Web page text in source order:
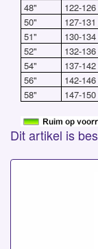
48"
122-
50"
127-
51"
130-
52"
132-
54"
137-
56"
142-
58"
147-
Dit artikel is